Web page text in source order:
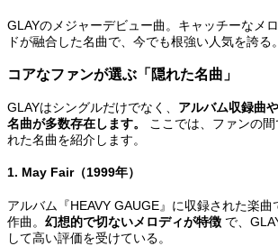
GLAYのメジャーデビュー曲。キャッチーなメ
ドが融合した名曲で、今でも根強い人気を誇る。
コアなファンが選ぶ「隠れた名曲」
GLAYはシングルだけでなく、 アルバム収録曲
名曲が多数存在します。
ここでは、ファンの
れた名曲を紹介します。
1. May Fair（1999年）
アルバム『HEAVY GAUGE』に収録された楽曲
作曲。 幻想的で切ないメロディが特徴 で、
して高い評価を受けている。